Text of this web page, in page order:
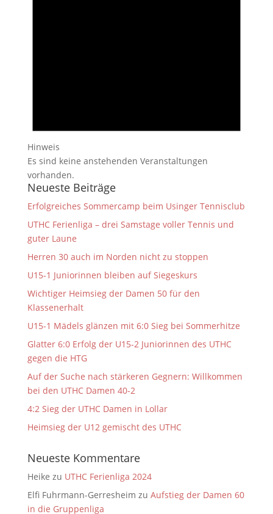
Hinweis
Es sind keine anstehenden Veranstaltungen
vorhanden.
Neueste Beiträge
Erfolgreiches Sommercamp beim Usinger Tennisclub
UTHC Ferienliga – drei Samstage voller Tennis und
guter Laune
Herren 30 auch im Norden nicht zu stoppen
U15-1 Juniorinnen bleiben auf Siegeskurs
Wichtiger Heimsieg der Damen 50 für den
Klassenerhalt
U15-1 Mädels glänzen mit 6:0 Sieg bei Sommerhitze
Glatter 6:0 Erfolg der U15-2 Juniorinnen des UTHC
gegen die HTG
Auf der Suche nach stärkeren Gegnern: Willkommen
bei den UTHC Damen 40-2
4:2 Sieg der UTHC Damen in Lollar
Heimsieg der U12 gemischt des UTHC
Neueste Kommentare
Heike zu UTHC Ferienliga 2024
Elfi Fuhrmann-Gerresheim zu Aufstieg der Damen 60
in die Gruppenliga